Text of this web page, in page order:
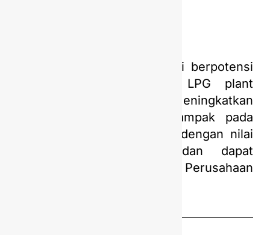
Inovasi dari Tim SIPLAH ini berpotensi
mampu mempertahankan LPG plant
tetap beroperasi dan juga meningkatkan
recovery LPG yang berdampak pada
peningkatan produksi LPG dengan nilai
investasi 12.128 USD dan dapat
meningkatkan LPG revenue Perusahaan